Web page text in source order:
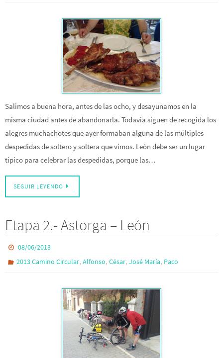
Salimos a buena hora, antes de las ocho, y desayunamos en la
misma ciudad antes de abandonarla. Todavía siguen de recogida los
alegres muchachotes que ayer formaban alguna de las múltiples
despedidas de soltero y soltera que vimos. León debe ser un lugar
típico para celebrar las despedidas, porque las…
SEGUIR LEYENDO
Etapa 2.- Astorga – León
08/06/2013
2013 Camino Circular,Alfonso,César,José María, Paco